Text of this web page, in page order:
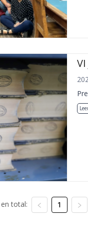
total: 1